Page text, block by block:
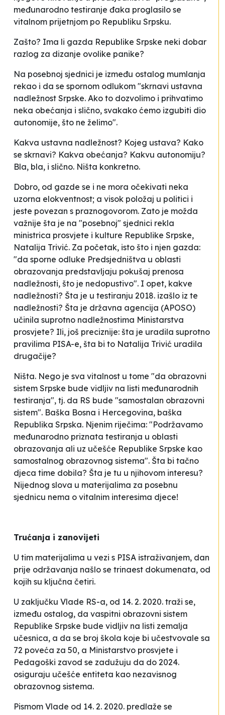
međunarodno testiranje đaka proglasilo se
vitalnom prijetnjom po Republiku Srpsku.
Zašto? Ima li gazda Republike Srpske neki dobar
razlog za dizanje ovolike panike?
Na posebnoj sjednici je između ostalog mumlanja
rekao i da se spornom odlukom "skrnavi ustavna
nadležnost Srpske. Ako to dozvolimo i prihvatimo
neka obećanja i slično, svakako ćemo izgubiti dio
autonomije, što ne želimo".
Kakva ustavna nadležnost? Kojeg ustava? Kako
se skrnavi? Kakva obećanja? Kakvu autonomiju?
Bla, bla, i slično. Ništa konkretno.
Dobro, od gazde se i ne mora očekivati neka
uzorna elokventnost; a visok položaj u politici i
jeste povezan s praznogovorom. Zato je možda
važnije šta je na "posebnoj" sjednici rekla
ministrica prosvjete i kulture Republike Srpske,
Natalija Trivić. Za početak, isto što i njen gazda:
"da sporne odluke Predsjedništva u oblasti
obrazovanja predstavljaju pokušaj prenosa
nadležnosti, što je nedopustivo". I opet, kakve
nadležnosti? Šta je u testiranju 2018. izašlo iz te
nadležnosti? Šta je državna agencija (APOSO)
učinila suprotno nadležnostima Ministarstva
prosvjete? Ili, još preciznije: šta je uradila suprotno
pravilima PISA-e, šta bi to Natalija Trivić uradila
drugačije?
Ništa. Nego je sva vitalnost u tome "da obrazovni
sistem Srpske bude vidljiv na listi međunarodnih
testiranja", tj. da RS bude "samostalan obrazovni
sistem". Baška Bosna i Hercegovina, baška
Republika Srpska. Njenim riječima: "Podržavamo
međunarodno priznata testiranja u oblasti
obrazovanja ali uz učešće Republike Srpske kao
samostalnog obrazovnog sistema". Šta bi tačno
djeca time dobila? Šta je tu u njihovom interesu?
Nijednog slova u materijalima za posebnu
sjednicu nema o vitalnim interesima djece!
Trućanja i zanovijeti
U tim materijalima u vezi s PISA istraživanjem, dan
prije održavanja našlo se trinaest dokumenata, od
kojih su ključna četiri.
U zaključku Vlade RS-a, od 14. 2. 2020. traži se,
između ostalog, da vaspitni obrazovni sistem
Republike Srpske bude vidljiv na listi zemalja
učesnica, a da se broj škola koje bi učestvovale sa
72 poveća za 50, a Ministarstvo prosvjete i
Pedagoški zavod se zadužuju da do 2024.
osiguraju učešće entiteta kao nezavisnog
obrazovnog sistema.
Pismom Vlade od 14. 2. 2020. predlaže se